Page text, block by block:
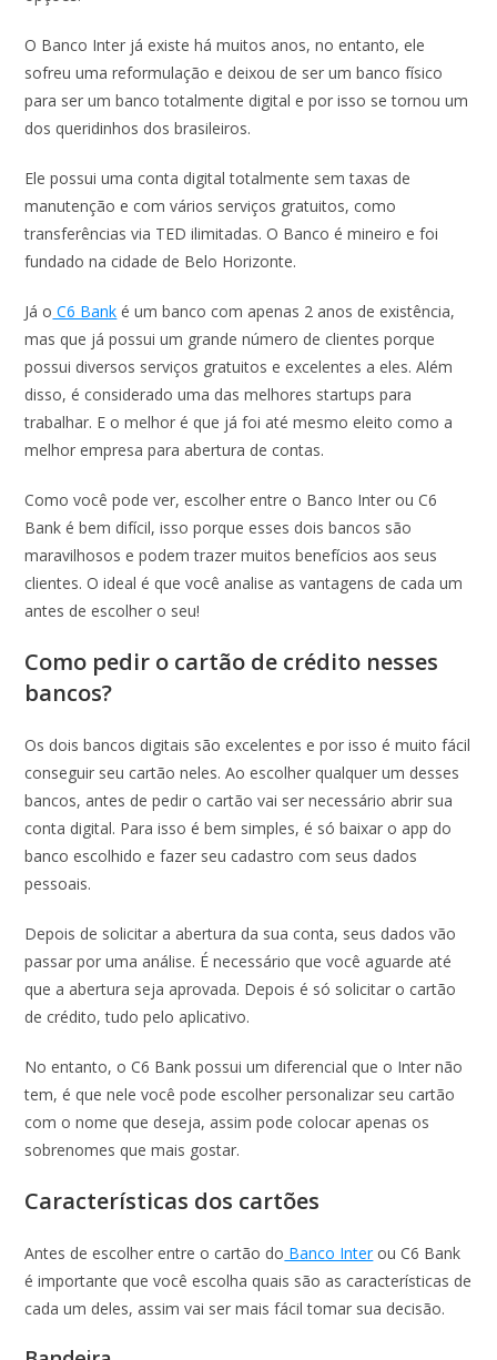
O Banco Inter já existe há muitos anos, no entanto, ele
sofreu uma reformulação e deixou de ser um banco físico
para ser um banco totalmente digital e por isso se tornou um
dos queridinhos dos brasileiros.
Ele possui uma conta digital totalmente sem taxas de
manutenção e com vários serviços gratuitos, como
transferências via TED ilimitadas. O Banco é mineiro e foi
fundado na cidade de Belo Horizonte.
Já o C6 Bank é um banco com apenas 2 anos de existência,
mas que já possui um grande número de clientes porque
possui diversos serviços gratuitos e excelentes a eles. Além
disso, é considerado uma das melhores startups para
trabalhar. E o melhor é que já foi até mesmo eleito como a
melhor empresa para abertura de contas.
Como você pode ver, escolher entre o Banco Inter ou C6
Bank é bem difícil, isso porque esses dois bancos são
maravilhosos e podem trazer muitos benefícios aos seus
clientes. O ideal é que você analise as vantagens de cada um
antes de escolher o seu!
Como pedir o cartão de crédito nesses
bancos?
Os dois bancos digitais são excelentes e por isso é muito fácil
conseguir seu cartão neles. Ao escolher qualquer um desses
bancos, antes de pedir o cartão vai ser necessário abrir sua
conta digital. Para isso é bem simples, é só baixar o app do
banco escolhido e fazer seu cadastro com seus dados
pessoais.
Depois de solicitar a abertura da sua conta, seus dados vão
passar por uma análise. É necessário que você aguarde até
que a abertura seja aprovada. Depois é só solicitar o cartão
de crédito, tudo pelo aplicativo.
No entanto, o C6 Bank possui um diferencial que o Inter não
tem, é que nele você pode escolher personalizar seu cartão
com o nome que deseja, assim pode colocar apenas os
sobrenomes que mais gostar.
Características dos cartões
Antes de escolher entre o cartão do Banco Interou C6 Bank
é importante que você escolha quais são as características de
cada um deles, assim vai ser mais fácil tomar sua decisão.